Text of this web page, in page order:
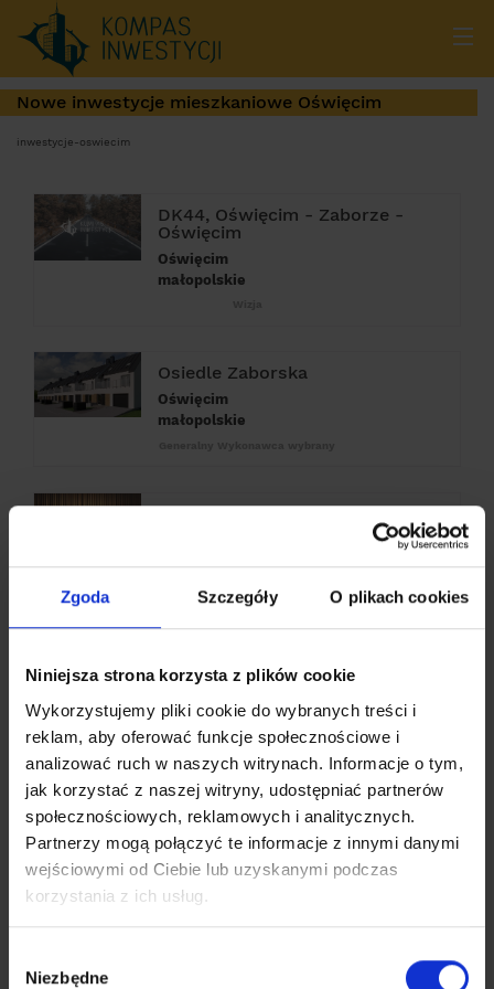
Zgoda Szczegóły O plikach cookies
Niniejsza strona korzysta z plików cookie
Wykorzystujemy pliki cookie do wybranych treści i
reklam, aby oferować funkcje społecznościowe i
analizować ruch w naszych witrynach. Informacje o tym,
jak korzystać z naszej witryny, udostępniać partnerów
społecznościowych, reklamowych i analitycznych.
Partnerzy mogą połączyć te informacje z innymi danymi
wejściowymi od Ciebie lub uzyskanymi podczas
korzystania z ich usług.
zgody
Niezbędne
Nowe inwestycje mieszkaniowe Oświęcim
inwestycje-oswiecim
DK44, Oświęcim - Zaborze -
Oświęcim
Oświęcim
małopolskie
Osiedle Zaborska
Oświęcim
małopolskie
Muzeum Auschwitz-Birkenau -
przebudowa budynku A-22
Wizja
Park Pokoju - etap II
małopolskie
Wybór Generalnego Wykonawcy
Miejsce Pamięci i Muzeum
Auschwitz II-Birkenau -
zabytkowy barak B-136 (barak
mieszkalny)
Oświęcim